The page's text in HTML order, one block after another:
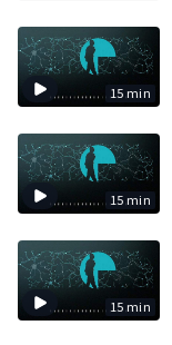
15 min
15 min
15 min